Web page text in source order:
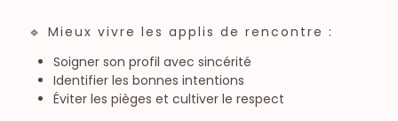
🔹 Mieux vivre les applis de rencontre :
Soigner son profil avec sincérité
Identifier les bonnes intentions
Éviter les pièges et cultiver le respect